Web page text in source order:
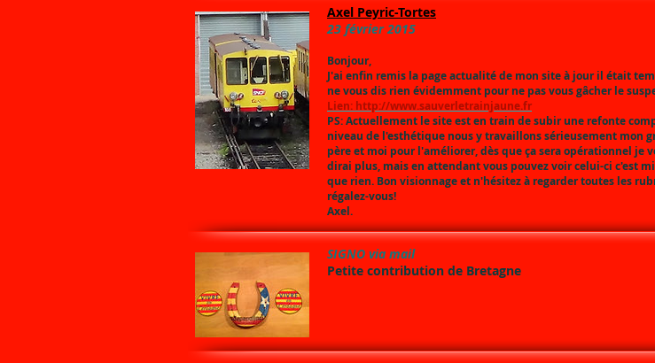
Axel Peyric-Tortes
23 février 2015
Bonjour,
J'ai enfin remis la page actualité de mon site à jour il était
ne vous dis rien évidemment pour ne pas vous gâcher le
Lien: http://www.sauverletrainjaune.fr
PS: Actuellement le site est en train de subir une refonte
niveau de l'esthétique nous y travaillons sérieusement mon
père et moi pour l'améliorer, dès que ça sera opérationnel je
dirai plus, mais en attendant vous pouvez voir celui-ci c'est
que rien. Bon visionnage et n'hésitez à regarder toutes les
régalez-vous!
Axel.
SIGNO via mail
Petite contribution de Bretagne